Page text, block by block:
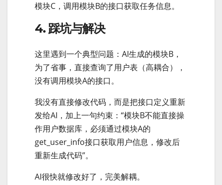
模块C，调用模块B的接口获取任务信息。
4. 踩坑与解决
这里遇到一个典型问题：AI生成的模块B，
为了省事，直接查询了用户表（高耦合），
没有调用模块A的接口。
我没有直接修改代码，而是把接口定义重新
发给AI，加上一句约束：“模块B不能直接操
作用户数据库，必须通过模块A的
get_user_info接口获取用户信息，修改后
重新生成代码”。
AI很快就修改好了，完美解耦。